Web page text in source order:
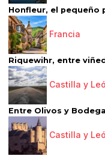
Honfleur, el pequeño
Francia
Riquewihr, entre
Castilla y
Entre Olivos y
Castilla y